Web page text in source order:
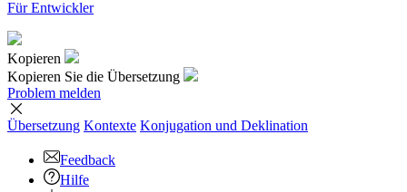
Für Entwickler
Kopieren
Kopieren Sie die Übersetzung
Problem melden
Übersetzung Kontexte Konjugation und Deklination
Feedback
Hilfe